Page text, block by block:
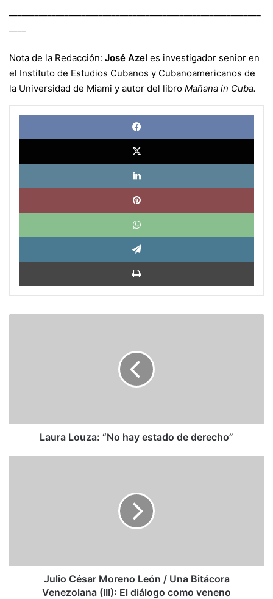
Nota de la Redacción: José Azel es investigador senior en
el Instituto de Estudios Cubanos y Cubanoamericanos de
la Universidad de Miami y autor del libro Mañana in Cuba.
X
Laura Louza: “No hay estado de derecho”
(III):
Julio César Moreno León / Una Bitácora
Venezolana (III): El diálogo como veneno